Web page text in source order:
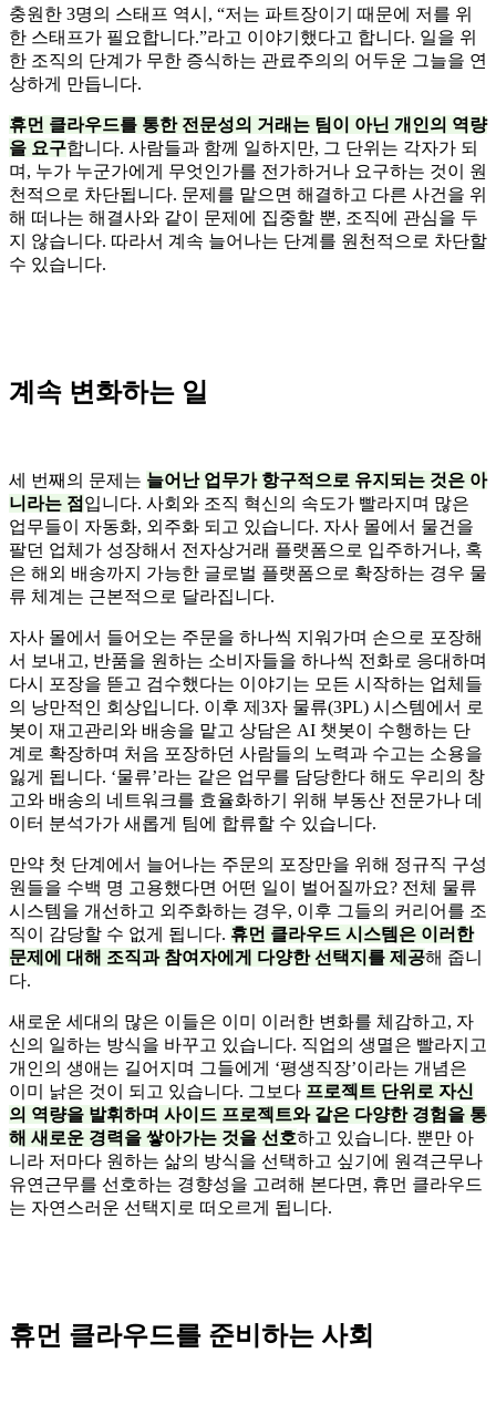
충원한 3명의 스태프 역시, “저는 파트장이기 때문에 저를 위
한 스태프가 필요합니다.”라고 이야기했다고 합니다. 일을 위
한 조직의 단계가 무한 증식하는 관료주의의 어두운 그늘을 연
상하게 만듭니다.
휴먼 클라우드를 통한 전문성의 거래는 팀이 아닌 개인의 역량
을 요구합니다. 사람들과 함께 일하지만, 그 단위는 각자가 되
며, 누가 누군가에게 무엇인가를 전가하거나 요구하는 것이 원
천적으로 차단됩니다. 문제를 맡으면 해결하고 다른 사건을 위
해 떠나는 해결사와 같이 문제에 집중할 뿐, 조직에 관심을 두
지 않습니다. 따라서 계속 늘어나는 단계를 원천적으로 차단할
수 있습니다.
계속 변화하는 일
세 번째의 문제는 늘어난 업무가 항구적으로 유지되는 것은 아
니라는 점 입니다. 사회와 조직 혁신의 속도가 빨라지며 많은
업무들이 자동화, 외주화 되고 있습니다. 자사 몰에서 물건을
팔던 업체가 성장해서 전자상거래 플랫폼으로 입주하거나, 혹
은 해외 배송까지 가능한 글로벌 플랫폼으로 확장하는 경우 물
류 체계는 근본적으로 달라집니다.
자사 몰에서 들어오는 주문을 하나씩 지워가며 손으로 포장해
서 보내고, 반품을 원하는 소비자들을 하나씩 전화로 응대하며
다시 포장을 뜯고 검수했다는 이야기는 모든 시작하는 업체들
의 낭만적인 회상입니다. 이후 제3자 물류(3PL) 시스템에서 로
봇이 재고관리와 배송을 맡고 상담은 AI 챗봇이 수행하는 단
계로 확장하며 처음 포장하던 사람들의 노력과 수고는 소용을
잃게 됩니다. ‘물류’라는 같은 업무를 담당한다 해도 우리의 창
고와 배송의 네트워크를 효율화하기 위해 부동산 전문가나 데
이터 분석가가 새롭게 팀에 합류할 수 있습니다.
만약 첫 단계에서 늘어나는 주문의 포장만을 위해 정규직 구성
원들을 수백 명 고용했다면 어떤 일이 벌어질까요? 전체 물류
시스템을 개선하고 외주화하는 경우, 이후 그들의 커리어를 조
직이 감당할 수 없게 됩니다. 휴먼 클라우드 시스템은 이러한
문제에 대해 조직과 참여자에게 다양한 선택지를 제공해 줍니
다.
새로운 세대의 많은 이들은 이미 이러한 변화를 체감하고, 자
신의 일하는 방식을 바꾸고 있습니다. 직업의 생멸은 빨라지고
개인의 생애는 길어지며 그들에게 ‘평생직장’이라는 개념은
이미 낡은 것이 되고 있습니다. 그보다 프로젝트 단위로 자신
의 역량을 발휘하며 사이드 프로젝트와 같은 다양한 경험을 통
해 새로운 경력을 쌓아가는 것을 선호하고 있습니다. 뿐만 아
니라 저마다 원하는 삶의 방식을 선택하고 싶기에 원격근무나
유연근무를 선호하는 경향성을 고려해 본다면, 휴먼 클라우드
는 자연스러운 선택지로 떠오르게 됩니다.
휴먼 클라우드를 준비하는 사회